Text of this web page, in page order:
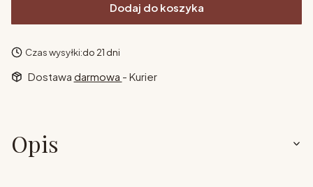
Dodaj do koszyka
Czas wysyłki:do 21 dni
Dostawa darmowa - Kurier
Opis